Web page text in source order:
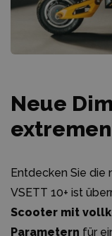
Neue
Entdecken Sie die
VSETT 10+ ist
Scooter mit
Parametern für